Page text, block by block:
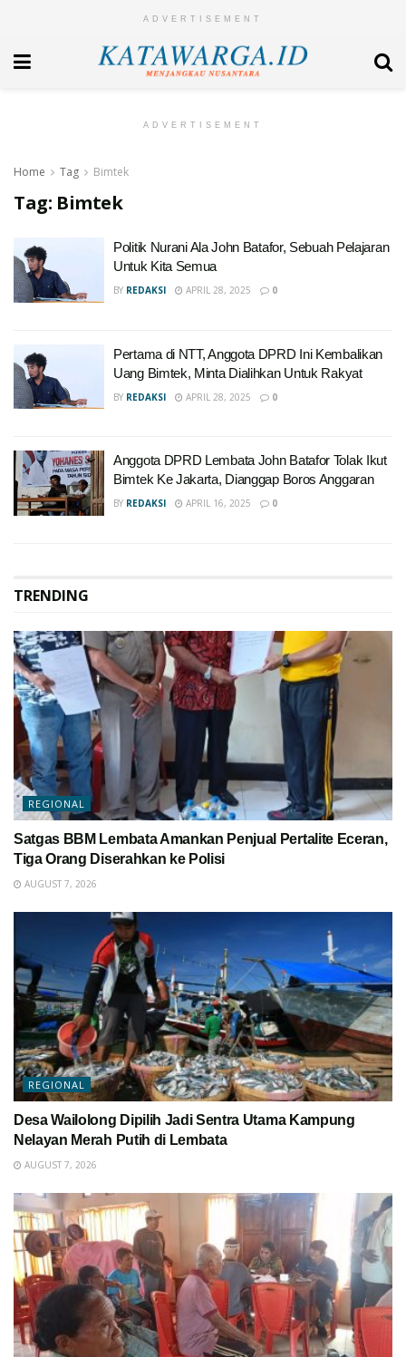
ADVERTISEMENT
ADVERTISEMENT
Home Tag Bimtek
Tag: Bimtek
Politik Nurani Ala John Batafor, Sebuah Pelajaran
Untuk Kita Semua
BY REDAKSI APRIL 28, 2025 0
Pertama di NTT, Anggota DPRD Ini Kembalikan
Uang Bimtek, Minta Dialihkan Untuk Rakyat
BY REDAKSI APRIL 28, 2025 0
Anggota DPRD Lembata John Batafor Tolak Ikut
Bimtek Ke Jakarta, Dianggap Boros Anggaran
BY REDAKSI APRIL 16, 2025 0
TRENDING
REGIONAL
Satgas BBM Lembata Amankan Penjual Pertalite Eceran,
Tiga Orang Diserahkan ke Polisi
AUGUST 7, 2026
REGIONAL
Desa Wailolong Dipilih Jadi Sentra Utama Kampung
Nelayan Merah Putih di Lembata
AUGUST 7, 2026